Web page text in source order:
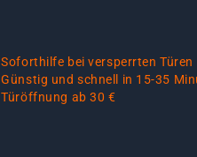
Soforthilfe bei versperrten Türen
Günstig und schnell in 15-35
Türöffnung ab 30 €